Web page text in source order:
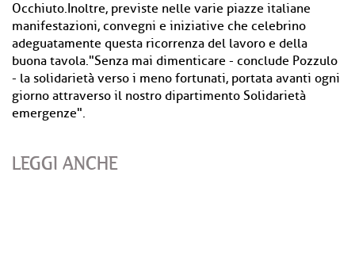
Occhiuto.Inoltre, previste nelle varie piazze italiane
manifestazioni, convegni e iniziative che celebrino
adeguatamente questa ricorrenza del lavoro e della
buona tavola."Senza mai dimenticare - conclude Pozzulo
- la solidarietà verso i meno fortunati, portata avanti ogni
giorno attraverso il nostro dipartimento Solidarietà
emergenze".
LEGGI ANCHE